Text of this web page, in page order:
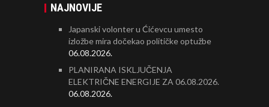
NAJNOVIJE
Japanski volonter u Ćićevcu umesto
izložbe mira dočekao političke optužbe
06.08.2026.
PLANIRANA ISKLJUČENJA
ELEKTRIČNE ENERGIJE ZA 06.08.2026.
06.08.2026.